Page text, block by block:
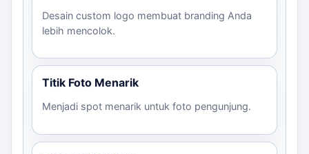
Desain custom logo membuat branding Anda
lebih mencolok.
Titik Foto Menarik
Menjadi spot menarik untuk foto pengunjung.